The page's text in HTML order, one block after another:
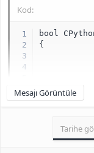
Kod:
bool
{
        }
    }
Altına ekleyin:
Mesajı Görüntüle
Tarihe